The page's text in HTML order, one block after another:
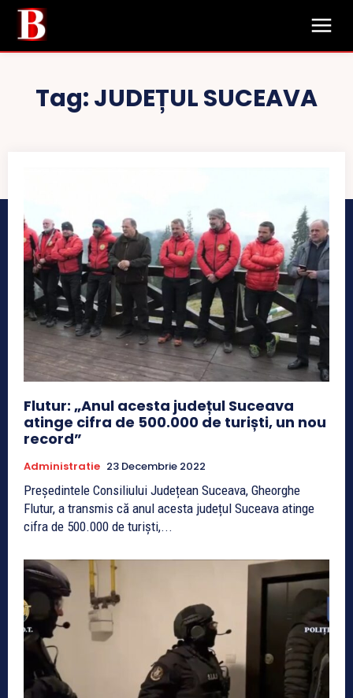
Tag:JUDEȚUL SUCEAVA
Flutur: „Anul acesta județul Suceava
atinge cifra de 500.000 de turiști, un nou
record”
Administratie 23 Decembrie 2022
Președintele Consiliului Județean Suceava, Gheorghe
Flutur, a transmis că anul acesta județul Suceava atinge
cifra de 500.000 de turiști,...